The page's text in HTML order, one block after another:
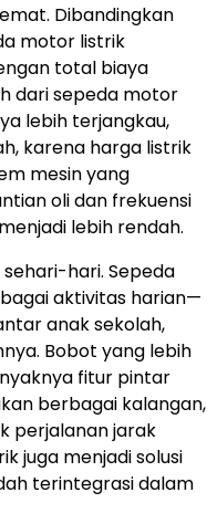
Dibandingkan
motor listrik
total biaya
dari sepeda motor
lebih terjangkau,
karena harga listrik
mesin yang
oli dan frekuensi
lebih rendah.
hari. Sepeda
aktivitas harian—
anak sekolah,
Bobot yang lebih
fitur pintar
berbagai kalangan,
perjalanan jarak
juga menjadi solusi
terintegrasi dalam